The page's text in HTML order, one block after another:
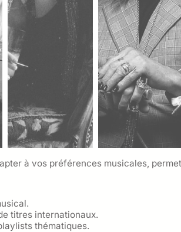
à vos préférences musicales,
titres internationaux.
thématiques.